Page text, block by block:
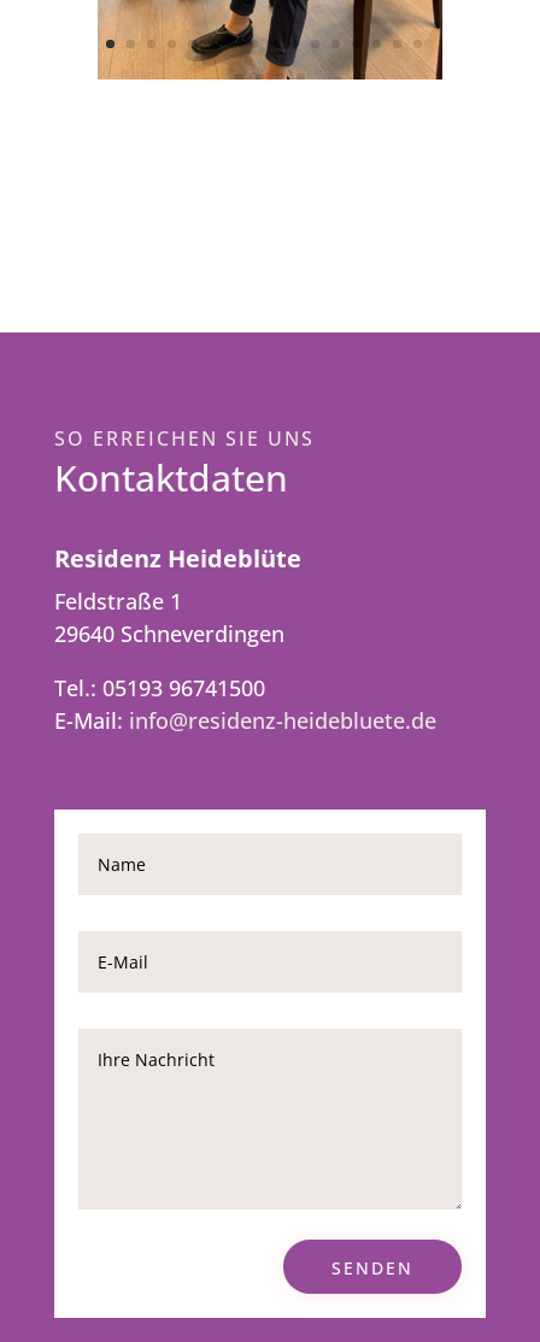
SO ERREICHEN SIE UNS
Kontaktdaten
Residenz Heideblüte
Feldstraße 1
29640 Schneverdingen
Tel.: 05193 96741500
E-Mail: info@residenz-heidebluete.de
SENDEN